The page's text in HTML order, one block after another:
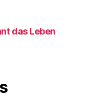
das Leben